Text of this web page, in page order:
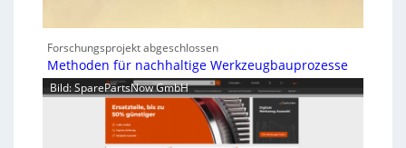
Forschungsprojekt abgeschlossen
Methoden für nachhaltige Werkzeugbauprozesse
Bild: SparePartsNow GmbH